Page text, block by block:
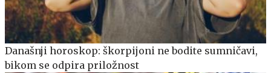
Današnji horoskop: škorpijoni ne bodite sumničavi,
bikom se odpira priložnost